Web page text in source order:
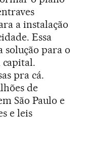
a instalação
Essa
solução para o
capital.
pra cá.
de
São Paulo e
e leis